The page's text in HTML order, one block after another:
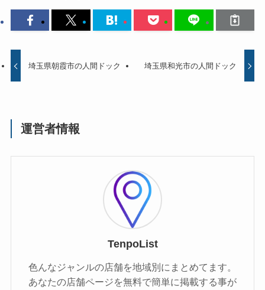
埼玉県朝霞市の人間ドック 埼玉県和光市の人間ドック
運営者情報
TenpoList
色んなジャンルの店舗を地域別にまとめてます。
あなたの店舗ページを無料で簡単に掲載する事が